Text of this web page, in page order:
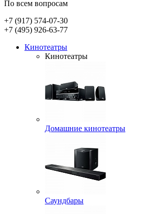
По всем вопросам
+7 (917) 574-07-30
+7 (495) 926-63-77
Кинотеатры
Кинотеатры
Домашние кинотеатры
Саундбары